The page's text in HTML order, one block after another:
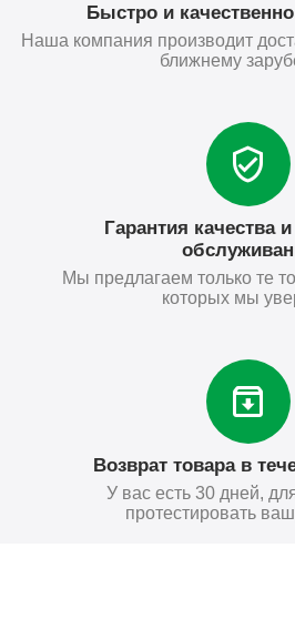
Быстро и
Наша компания производит
ближнему
Гарантия качества
Мы предлагаем только те
которых мы
Возврат товара в
У вас есть 30 дней,
протестировать